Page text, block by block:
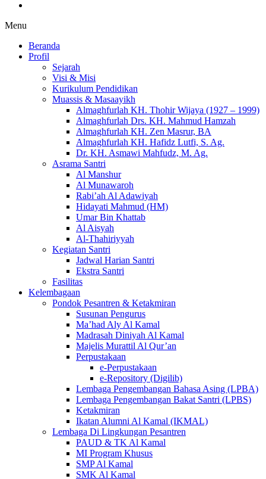
Menu
Beranda
Profil
Sejarah
Visi & Misi
Kurikulum Pendidikan
Muassis & Masaayikh
Almaghfurlah KH. Thohir Wijaya (1927 – 1999)
Almaghfurlah Drs. KH. Mahmud Hamzah
Almaghfurlah KH. Zen Masrur, BA
Almaghfurlah KH. Hafidz Lutfi, S. Ag.
Dr. KH. Asmawi Mahfudz, M. Ag.
Asrama Santri
Al Manshur
Al Munawaroh
Rabi’ah Al Adawiyah
Hidayati Mahmud (HM)
Umar Bin Khattab
Al Aisyah
Al-Thahiriyyah
Kegiatan Santri
Jadwal Harian Santri
Ekstra Santri
Fasilitas
Kelembagaan
Pondok Pesantren & Ketakmiran
Susunan Pengurus
Ma’had Aly Al Kamal
Madrasah Diniyah Al Kamal
Majelis Murattil Al Qur’an
Perpustakaan
e-Perpustakaan
e-Repository (Digilib)
Lembaga Pengembangan Bahasa Asing (LPBA)
Lembaga Pengembangan Bakat Santri (LPBS)
Ketakmiran
Ikatan Alumni Al Kamal (IKMAL)
Lembaga Di Lingkungan Pesantren
PAUD & TK Al Kamal
MI Program Khusus
SMP Al Kamal
SMK Al Kamal